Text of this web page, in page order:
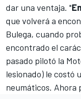
dar una ventaja. "
que volverá a
Bulega, cuando
encontrado el
pasado pilotó la
lesionado) le costó
neumáticos. Ahora